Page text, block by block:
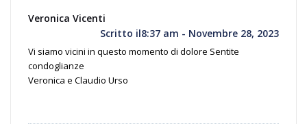
Veronica Vicenti
Scritto il8:37 am - Novembre 28, 2023
Vi siamo vicini in questo momento di dolore Sentite
condoglianze
Veronica e Claudio Urso